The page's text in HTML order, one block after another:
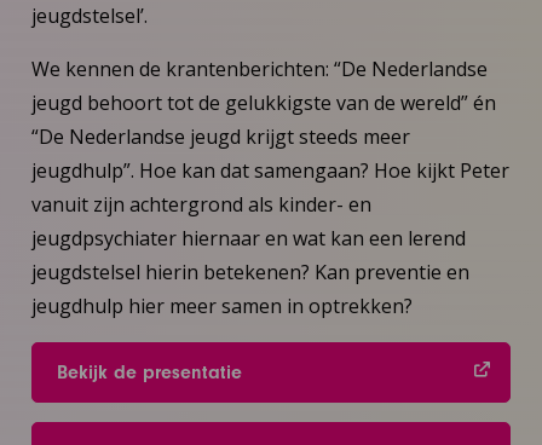
jeugdstelsel’.
We kennen de krantenberichten: “De Nederlandse
jeugd behoort tot de gelukkigste van de wereld” én
“De Nederlandse jeugd krijgt steeds meer
jeugdhulp”. Hoe kan dat samengaan? Hoe kijkt Peter
vanuit zijn achtergrond als kinder- en
jeugdpsychiater hiernaar en wat kan een lerend
jeugdstelsel hierin betekenen? Kan preventie en
jeugdhulp hier meer samen in optrekken?
Bekijk de presentatie